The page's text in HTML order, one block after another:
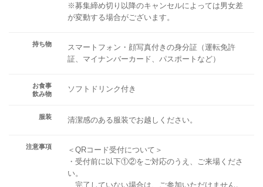
※募集締め切り以降のキャンセルによっては男女差
が変動する場合がございます。
持ち物
スマートフォン・顔写真付きの身分証（運転免許
証、マイナンバーカード、パスポートなど）
お食事
飲み物
ソフトドリンク付き
服装 清潔感のある服装でお越しください。
注意事項
＜QRコード受付について＞
・受付前に以下①②をご対応のうえ、ご来場くださ
い。
完了していない場合は、ご参加いただけません。